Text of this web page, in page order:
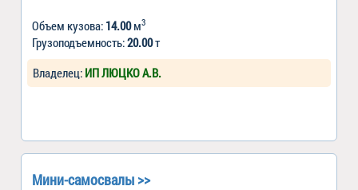
Объем кузова: 14.00м3
Грузоподъемность:20.00т
Владелец: ИП ЛЮЦКО А.В.
Мини-самосвалы >>